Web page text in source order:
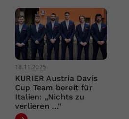
18.11.2025
KURIER Austria Davis
Cup Team bereit für
Italien: „Nichts zu
verlieren …“